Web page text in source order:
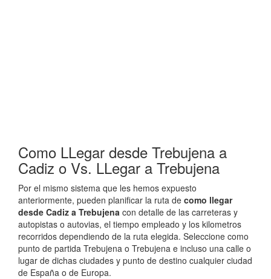
Como LLegar desde Trebujena a
Cadiz o Vs. LLegar a Trebujena
Por el mismo sistema que les hemos expuesto
anteriormente, pueden planificar la ruta de como llegar
desde Cadiz a Trebujena con detalle de las carreteras y
autopistas o autovias, el tiempo empleado y los kilometros
recorridos dependiendo de la ruta elegida. Seleccione como
punto de partida Trebujena o Trebujena e incluso una calle o
lugar de dichas ciudades y punto de destino cualquier ciudad
de España o de Europa.